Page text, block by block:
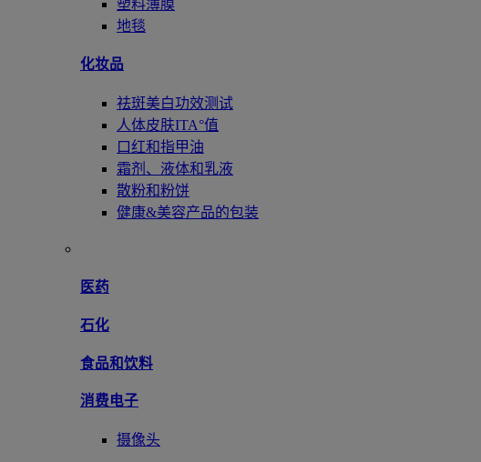
塑料薄膜
地毯
化妆品
祛斑美白功效测试
人体皮肤ITA°值
口红和指甲油
霜剂、液体和乳液
散粉和粉饼
健康&美容产品的包装
医药
石化
食品和饮料
消费电子
摄像头